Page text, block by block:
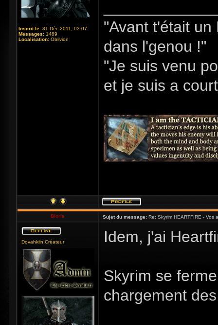
Inscrit le: 31 Déc 2011, 03:07
Messages: 1489
Localisation: Oblivion
"Avant t'était
dans l'genou !"
"Je suis venu
et je suis a
Bioris Sujet du message: Re: Skyrim HEARTFIRE - Vos
Dovahkiin Créateur Idem, j'ai
Skyrim se
chargement